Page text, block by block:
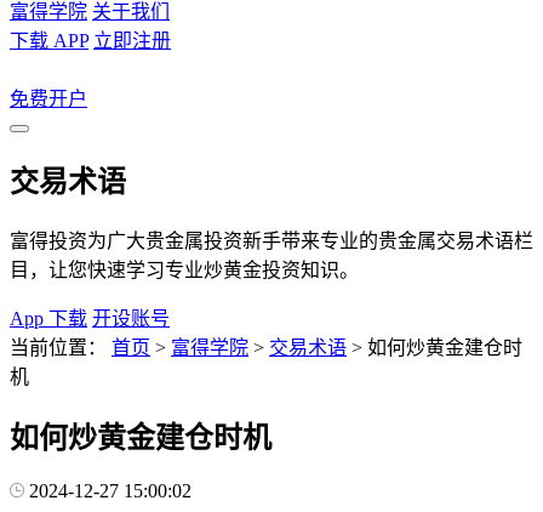
富得学院 关于我们
下载 APP 立即注册
免费开户
交易术语
富得投资为广大贵金属投资新手带来专业的贵金属交易术语栏
目，让您快速学习专业炒黄金投资知识。
App 下载 开设账号
当前位置：
首页 > 富得学院 > 交易术语 > 如何炒黄金建仓时
机
如何炒黄金建仓时机
2024-12-27 15:00:02